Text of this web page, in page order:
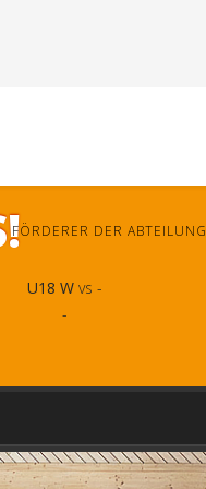
FÖRDERER DER ABTEILUNG
U18 W vs -
-